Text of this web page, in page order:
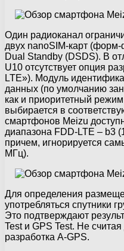
Один радиоканал
двух nanoSIM-карт
Dual Standby (DSDS). В
U10 отсутствует опция
LTE»). Модуль
данных (по умолчанию
как и приоритетный
выбирается в
смартфонов Meizu
диапазона FDD-LTE – b3
причем, игнорируется
МГц).
Для определения
употребляться спутники
Это подтверждают
Test и GPS Test. Не
разработка A-GPS.